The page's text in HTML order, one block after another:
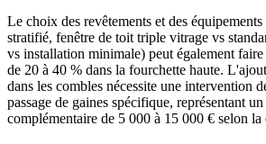
Le choix des revêtements et des
stratifié, fenêtre de toit triple vitrage vs
vs installation minimale) peut également
de 20 à 40 % dans la fourchette haute.
dans les combles nécessite une intervention
passage de gaines spécifique, représentant
complémentaire de 5 000 à 15 000 € selon